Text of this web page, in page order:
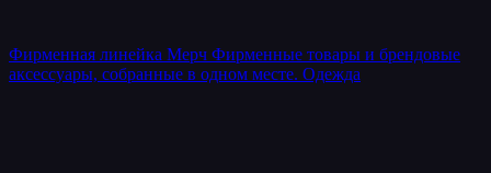
Фирменная линейка Мерч Фирменные товары и брендовые
аксессуары, собранные в одном месте. Одежда